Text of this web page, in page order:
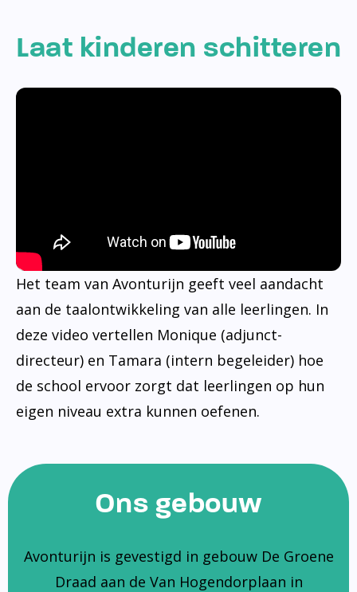
Laat kinderen schitteren
Het team van Avonturijn geeft veel aandacht
aan de taalontwikkeling van alle leerlingen. In
deze video vertellen Monique (adjunct-
directeur) en Tamara (intern begeleider) hoe
de school ervoor zorgt dat leerlingen op hun
eigen niveau extra kunnen oefenen.
Ons gebouw
Avonturijn is gevestigd in gebouw De Groene
Draad aan de Van Hogendorplaan in